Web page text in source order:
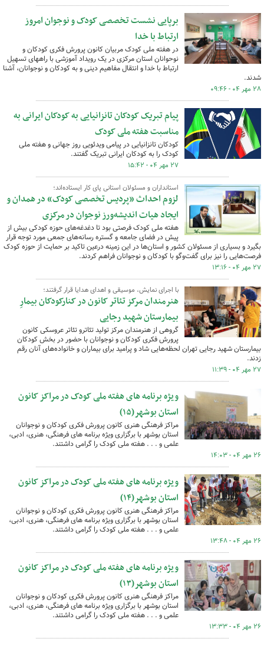
برپایی نشست تخصصی کودک و نوجوان امروز
ارتباط با خدا
در هفته ملی کودک مربیان کانون پرورش فکری کودکان و
نوحوانان استان مرکزی در یک رویداد آموزشی با راههای تسهیل
ارتباط با خدا و انتقال مفاهیم دینی و به کودکان و نوجوانان، آشنا
شدند.
۲۸ مهر ۰۴ - ۰۹:۴۶
پیام تبریک کودکان تانزانیایی به کودکان ایرانی به
مناسبت هفته ملی کودک
کودکان تانزانیایی در پیامی ویدئویی روز جهانی و هفته ملی
کودک را به کودکان ایرانی تبریک گفتند.
۲۷ مهر ۰۴ - ۱۵:۴۲
استانداران و مسئولان استانی پای کار ایستاده‌اند؛
‌لزوم احداث «پردیس تخصصی کودک» در همدان و
ایجاد هیات اندیشه‌ورز نوجوان در مرکزی
هفته ملی کودک فرصتی بود تا دغدغه‌های حوزه کودکی بیش از
پیش در فضای جامعه و گستره رسانه‌های جمعی مورد توجه قرار
بگیرد و بسیاری از مسئولان کشور و استان‌ها در این زمینه درعین تاکید بر حمایت از حوزه کودک
فرصت‌هایی را نیز برای گفت‌وگو با کودکان و نوجوانان فراهم کردند.
۲۷ مهر ۰۴ - ۱۳:۱۶
با اجرای نمایش، موسیقی و اهدای هدایا قرار گرفتند؛
هنرمندان مرکز تئاتر کانون در کنارکودکان بیمارِ
بیمارستان شهید رجایی
گروهی از هنرمندان مرکز تولید تئاترو تئاتر عروسکی کانون
پرورش فکری کودکان و نوجوانان با حضور در بخش کودکان
بیمارستان شهید رجایی تهران لحظه‌هایی شاد و پرامید برای بیماران و خانواده‌های آنان رقم
زدند.
۲۷ مهر ۰۴ - ۱۱:۳۹
ویژه برنامه های هفته ملی کودک در مراکز کانون
استان بوشهر(۱۵)
مراکز فرهنگی هنری کانون پرورش فکری کودکان و نوجوانان
استان بوشهر با برگزاری ویژه برنامه های فرهنگی، هنری، ادبی،
علمی و . . . هفته ملی کودک را گرامی داشتند.
۲۶ مهر ۰۴ - ۱۴:۰۳
ویژه برنامه های هفته ملی کودک در مراکز کانون
استان بوشهر(۱۴)
مراکز فرهنگی هنری کانون پرورش فکری کودکان و نوجوانان
استان بوشهر با برگزاری ویژه برنامه های فرهنگی، هنری، ادبی،
علمی و . . . هفته ملی کودک را گرامی داشتند.
۲۶ مهر ۰۴ - ۱۳:۴۸
ویژه برنامه های هفته ملی کودک در مراکز کانون
استان بوشهر(۱۳)
مراکز فرهنگی هنری کانون پرورش فکری کودکان و نوجوانان
استان بوشهر با برگزاری ویژه برنامه های فرهنگی، هنری، ادبی،
علمی و . . . هفته ملی کودک را گرامی داشتند.
۲۶ مهر ۰۴ - ۱۳:۳۳